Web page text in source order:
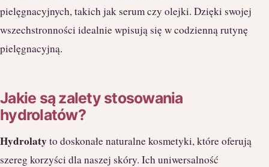
pielęgnacyjnych, takich jak serum czy olejki. Dzięki swojej
wszechstronności idealnie wpisują się w codzienną rutynę
pielęgnacyjną.
Jakie są zalety stosowania
hydrolatów?
Hydrolatyto doskonałe naturalne kosmetyki, które oferują
szereg korzyści dla naszej skóry. Ich uniwersalność